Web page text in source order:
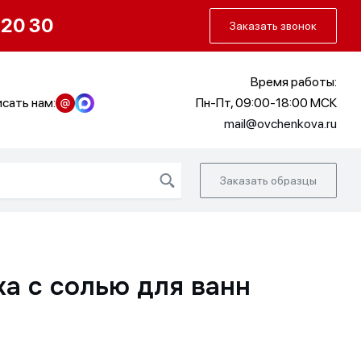
30 Заказать звонок
нам:
Время работы:
Пн-Пт, 09:00-18:00 МСК
mail@ovchenkova.ru
Заказать образцы
с солью для ванн